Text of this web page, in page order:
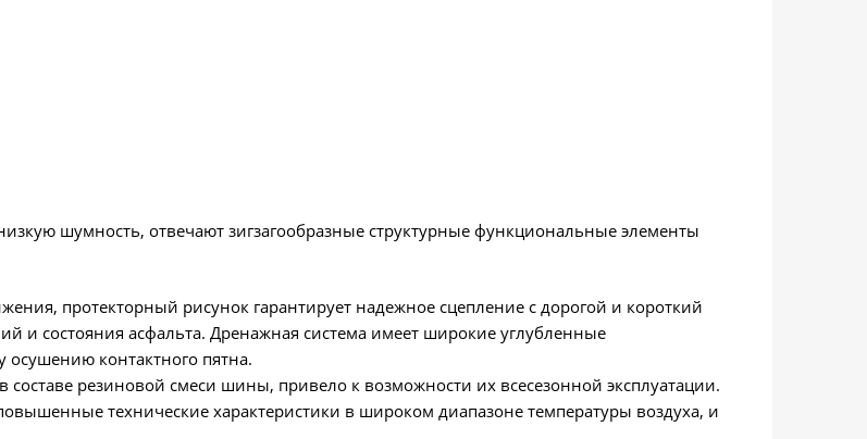
шумность, отвечают зигзагообразные структурные функциональные элементы
протекторный рисунок гарантирует надежное сцепление с дорогой и короткий
и состояния асфальта. Дренажная система имеет широкие углубленные
осушению контактного пятна.
резиновой смеси шины, привело к возможности их всесезонной эксплуатации.
технические характеристики в широком диапазоне температуры воздуха, и